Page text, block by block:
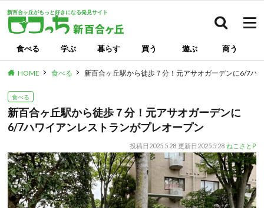
新百合ヶ丘がもっと好きになる発見サイト
食べる 学ぶ 暮らす 買う 遊ぶ 商う
HOME 食べる 新百合ヶ丘駅から徒歩７分！元アサオガーデンに6/7ハ
食べる
新百合ヶ丘駅から徒歩７分！元アサオガーデンに
6/7ハワイアンレストランがプレオープン
投稿日 2025.5.28 更新日 2025.5.28 ねこさとP